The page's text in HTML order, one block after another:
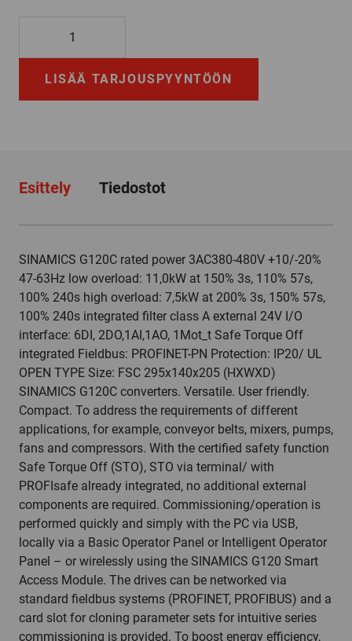
6AF1
määräLISÄÄ TARJOUSPYYNTÖÖN
Esittely Tiedostot
SINAMICS G120C rated power 3AC380-480V +10/-20%
47-63Hz low overload: 11,0kW at 150% 3s, 110% 57s,
100% 240s high overload: 7,5kW at 200% 3s, 150% 57s,
100% 240s integrated filter class A external 24V I/O
interface: 6DI, 2DO,1AI,1AO, 1Mot_t Safe Torque Off
integrated Fieldbus: PROFINET-PN Protection: IP20/ UL
OPEN TYPE Size: FSC 295x140x205 (HXWXD)
SINAMICS G120C converters. Versatile. User friendly.
Compact. To address the requirements of different
applications, for example, conveyor belts, mixers, pumps,
fans and compressors. With the certified safety function
Safe Torque Off (STO), STO via terminal/ with
PROFIsafe already integrated, no additional external
components are required. Commissioning/operation is
performed quickly and simply with the PC via USB,
locally via a Basic Operator Panel or Intelligent Operator
Panel – or wirelessly using the SINAMICS G120 Smart
Access Module. The drives can be networked via
standard fieldbus systems (PROFINET, PROFIBUS) and a
card slot for cloning parameter sets for intuitive series
commissioning is provided. To boost energy efficiency,